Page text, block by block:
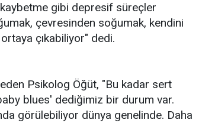
gibi depresif süreçler
çevresinden soğumak, kendini
çıkabiliyor" dedi.
Psikolog Öğüt, "Bu kadar sert
blues' dediğimiz bir durum var.
görülebiliyor dünya genelinde. Daha